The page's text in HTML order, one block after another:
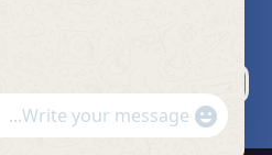
"+chaty_settings.lang.emoji_picker+"
WhatsApp